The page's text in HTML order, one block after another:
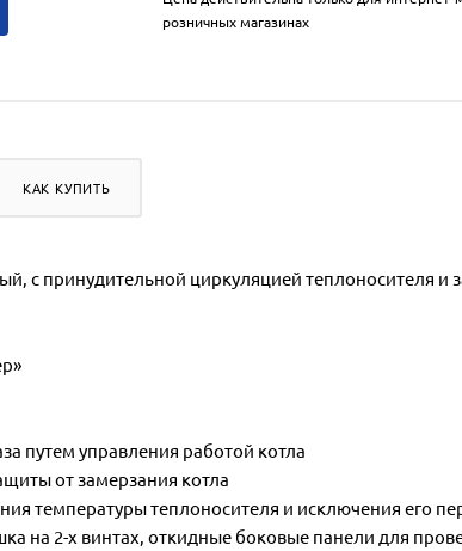
розничных магазинах
КАК КУПИТЬ
с принудительной циркуляцией теплоносителя и
путем управления работой котла
от замерзания котла
температуры теплоносителя и исключения его
на 2-х винтах, откидные боковые панели для